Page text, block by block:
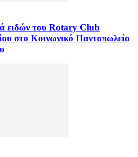
ειδών του Rotary Club
στο Κοινωνικό Παντοπωλείο